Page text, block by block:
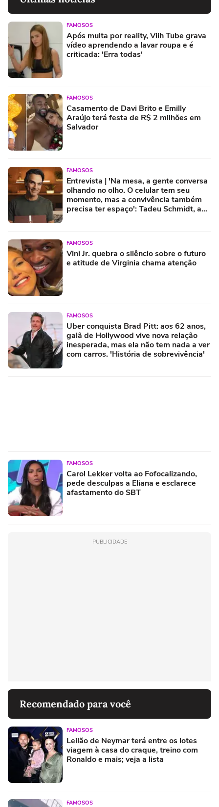
FAMOSOS
Após multa por reality, Viih Tube grava
vídeo aprendendo a lavar roupa e é
criticada: 'Erra todas'
FAMOSOS
Casamento de Davi Brito e Emilly
Araújo terá festa de R$ 2 milhões em
Salvador
FAMOSOS
Entrevista | 'Na mesa, a gente conversa
olhando no olho. O celular tem seu
momento, mas a convivência também
precisa ter espaço': Tadeu Schmidt, aos
FAMOSOS
Vini Jr. quebra o silêncio sobre o futuro
e atitude de Virginia chama atenção
FAMOSOS
Uber conquista Brad Pitt: aos 62 anos,
galã de Hollywood vive nova relação
inesperada, mas ela não tem nada a ver
com carros. 'História de sobrevivência'
FAMOSOS
Carol Lekker volta ao Fofocalizando,
pede desculpas a Eliana e esclarece
afastamento do SBT
PUBLICIDADE
Recomendado para você
FAMOSOS
Leilão de Neymar terá entre os lotes
viagem à casa do craque, treino com
Ronaldo e mais; veja a lista
FAMOSOS